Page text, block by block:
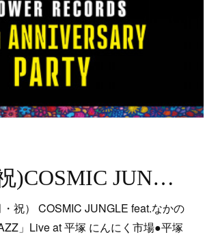
10/13(月祝)COSMIC JUNGLE＠平塚にんにく市場
祝） COSMIC JUNGLE feat.なかの
」Live at 平塚 にんにく市場●平塚